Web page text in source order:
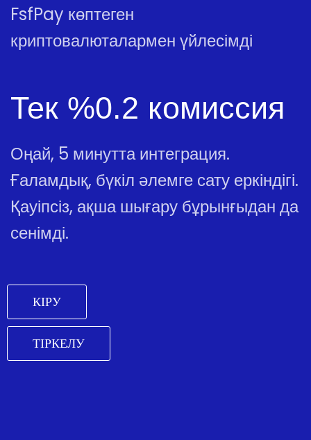
FsfPay көптеген
криптовалюталармен үйлесімді
Тек %0.2 комиссия
Оңай, 5 минутта интеграция.
Ғаламдық, бүкіл әлемге сату еркіндігі.
Қауіпсіз, ақша шығару бұрынғыдан да
сенімді.
КІРУ
ТІРКЕЛУ